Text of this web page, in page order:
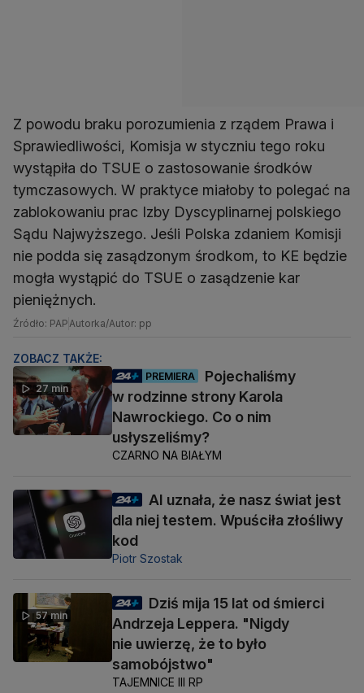
Z powodu braku porozumienia z rządem Prawa i
Sprawiedliwości, Komisja w styczniu tego roku
wystąpiła do TSUE o zastosowanie środków
tymczasowych. W praktyce miałoby to polegać na
zablokowaniu prac Izby Dyscyplinarnej polskiego
Sądu Najwyższego. Jeśli Polska zdaniem Komisji
nie podda się zasądzonym środkom, to KE będzie
mogła wystąpić do TSUE o zasądzenie kar
pieniężnych.
Źródło: PAPAutorka/Autor: pp
ZOBACZ TAKŻE:
27 min
PREMIERA
Pojechaliśmy
w rodzinne strony Karola
Nawrockiego. Co o nim
usłyszeliśmy?
CZARNO NA BIAŁYM
AI uznała, że nasz świat jest
dla niej testem. Wpuściła złośliwy
kod
Piotr Szostak
57 min
Dziś mija 15 lat od śmierci
Andrzeja Leppera. "Nigdy
nie uwierzę, że to było
samobójstwo"
TAJEMNICE III RP